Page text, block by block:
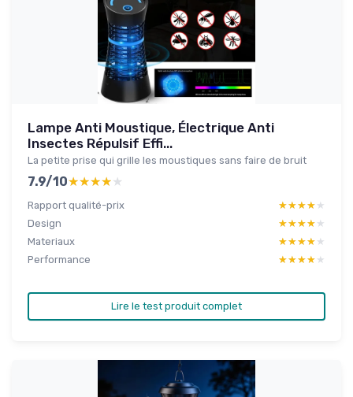
Lampe Anti Moustique, Électrique Anti
Insectes Répulsif Effi...
La petite prise qui grille les moustiques sans faire de bruit
7.9/10★★★★★
★★★★★
Rapport qualité-prix ★★★★★
★★★★★
Design
★★★★★
★★★★★
Materiaux
★★★★★
★★★★★
Performance
★★★★★
★★★★★
Lire le test produit complet